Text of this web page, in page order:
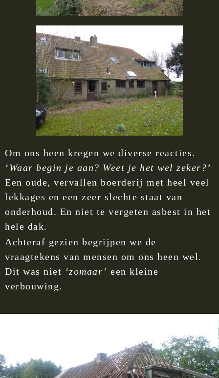
Om ons heen kregen we diverse reacties.
‘Waar begin je aan? Weet je het wel zeker?’
Een oude, vervallen boerderij met heel veel
lekkages en een zeer slechte staat van
onderhoud. En niet te vergeten asbest in het
hele dak.
Achteraf gezien begrijpen we de
vraagtekens van mensen om ons heen wel.
Dit was niet ‘zomaar’ een kleine
verbouwing.